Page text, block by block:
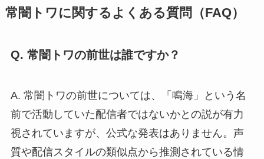
常闇トワに関するよくある質問（FAQ）
Q. 常闇トワの前世は誰ですか？
A. 常闇トワの前世については、「鳴海」という名
前で活動していた配信者ではないかとの説が有力
視されていますが、公式な発表はありません。声
質や配信スタイルの類似点から推測されている情